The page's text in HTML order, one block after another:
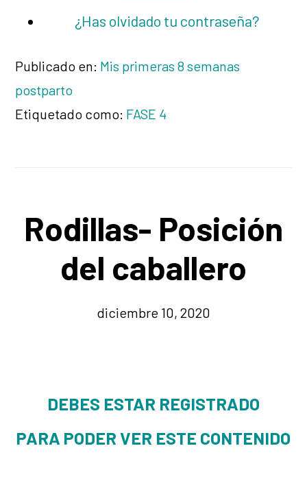
¿Has olvidado tu contraseña?
Publicado en: Mis primeras 8 semanas
postparto
Etiquetado como: FASE 4
Rodillas- Posición
del caballero
diciembre 10, 2020
DEBES ESTAR REGISTRADO
PARA PODER VER ESTE CONTENIDO